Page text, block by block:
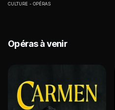
CULTURE OPÉRAS
Opéras à venir